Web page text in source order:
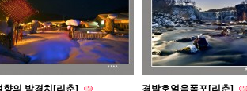
향의 밤경치[리춘]
경박호얼음폭포[리춘]